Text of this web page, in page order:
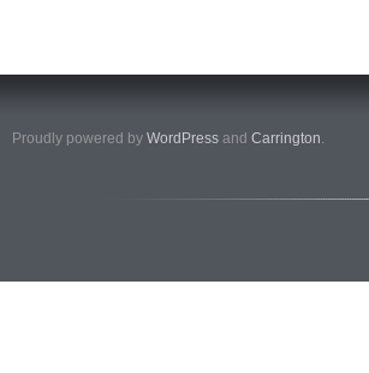
Proudly powered by WordPress and Carrington